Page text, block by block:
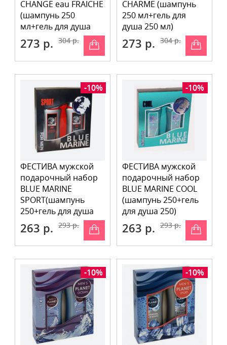
CHANGE eau FRAICHE
(шампунь 250
мл+гель для душа
250 мл)
273 р. 304 р.
CHARME (шампунь
250 мл+гель для
душа 250 мл)
273 р. 304 р.
-10%
ФЕСТИВА мужской
подарочный набор
BLUE MARINE
SPORT(шампунь
250+гель для душа
250)
263 р. 293 р.
-10%
ФЕСТИВА мужской
подарочный набор
BLUE MARINE COOL
(шампунь 250+гель
для душа 250)
263 р. 293 р.
-10% -10%